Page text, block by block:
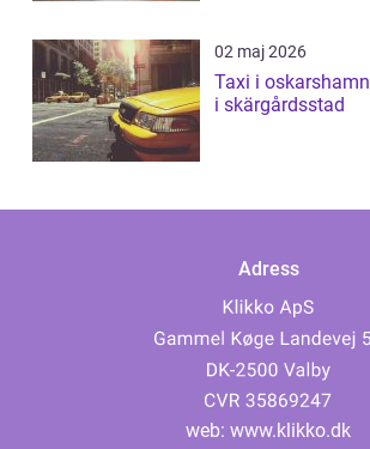
02 maj 2026
Taxi i oskarshamn trygg transport
i skärgårdsstad
Adress
web: www.klikko.dk